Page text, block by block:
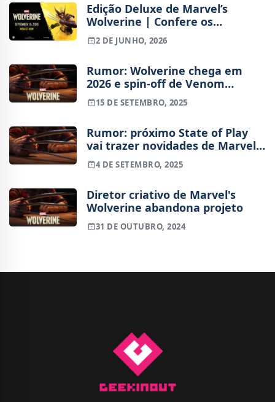
Edição Deluxe de Marvel’s
Wolverine | Confere os
conteúdos extras e bónus de
pré-reserva
2 DE JUNHO, 2026
Rumor: Wolverine chega em
2026 e spin-off de Venom
continua em produção
15 DE SETEMBRO, 2025
Rumor: próximo State of Play
vai trazer novidades de Marvel's
Wolverine
4 DE SETEMBRO, 2025
Diretor criativo de Marvel's
Wolverine abandona projeto
31 DE OUTUBRO, 2024